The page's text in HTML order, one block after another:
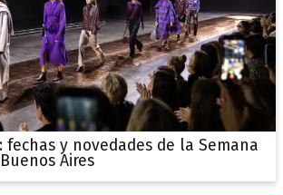
fechas y novedades de la Semana
Aires